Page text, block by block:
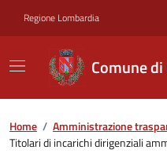
Regione Lombardia
Comune
Home / Amministrazione
Titolari di incarichi dirigenziali